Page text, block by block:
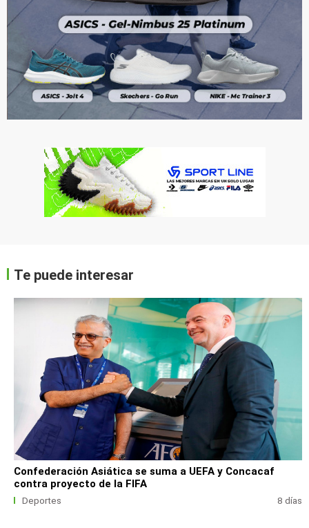
Te puede interesar
Confederación Asiática se suma a UEFA y Concacaf
contra proyecto de la FIFA
Deportes 8 días